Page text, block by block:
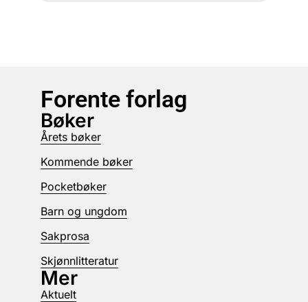
Forente forlag
Bøker
Årets bøker
Kommende bøker
Pocketbøker
Barn og ungdom
Sakprosa
Skjønnlitteratur
Mer
Aktuelt